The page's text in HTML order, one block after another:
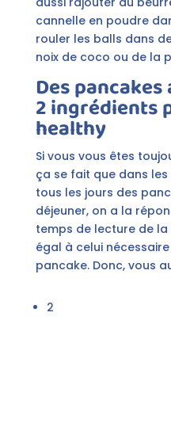
cannelle en poudre
rouler les balls dans
noix de coco ou de la
Des
2 ingrédients
healthy
Si vous vous êtes
ça se fait que dans
tous les jours des
déjeuner, on a la
temps de lecture de
égal à celui
pancake. Donc, vous
2